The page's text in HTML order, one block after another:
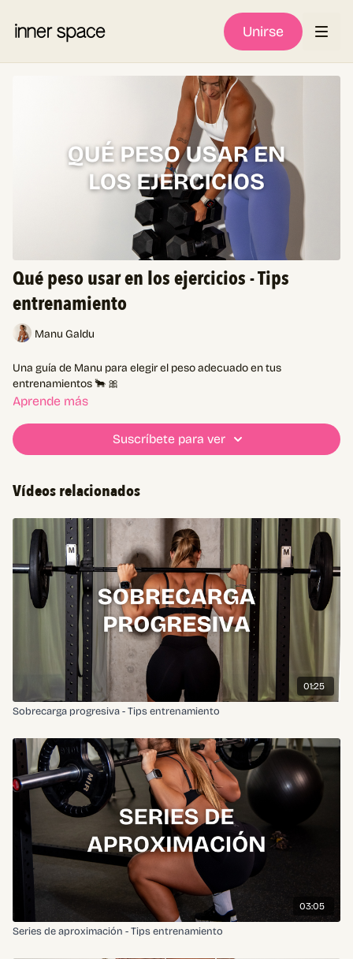
Unirse
Qué peso usar en los ejercicios - Tips
entrenamiento
Manu Galdu
Una guía de Manu para elegir el peso adecuado en tus
entrenamientos 🐂 🎀
Aprende más
Suscríbete para ver
Vídeos relacionados
01:25
Sobrecarga progresiva - Tips entrenamiento
03:05
Series de aproximación - Tips entrenamiento